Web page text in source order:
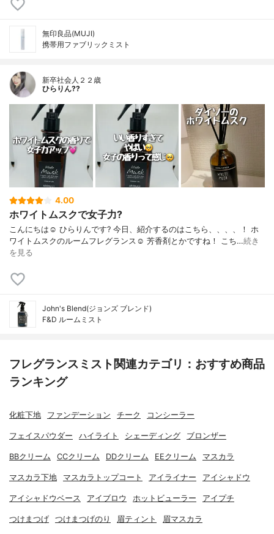
無印良品(MUJI)
携帯用ファブリックミスト
新卒社会人２２歳
ひらりん??
4.00
ホワイトムスクで女子力?
こんにちは☺️ ひらりんです? 今日、紹介するのはこちら、、、、！ ホ
ワイトムスクのルームフレグランス☺️ 芳香剤とかですね！ こち…続き
を見る
John's Blend(ジョンズ ブレンド)
F&D ルームミスト
フレグランスミスト関連カテゴリ：おすすめ商品
ランキング
化粧下地 ファンデーション チーク コンシーラー
フェイスパウダー ハイライト シェーディング ブロンザー
BBクリーム CCクリーム DDクリーム EEクリーム マスカラ
マスカラ下地 マスカラトップコート アイライナー アイシャドウ
アイシャドウベース アイブロウ ホットビューラー アイプチ
つけまつげ つけまつげのり 眉ティント 眉マスカラ